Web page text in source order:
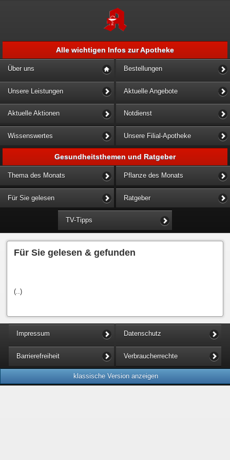
Alle wichtigen Infos zur Apotheke
Über uns Bestellungen
Unsere Leistungen Aktuelle Angebote
Aktuelle Aktionen Notdienst
Wissenswertes Unsere Filial-Apotheke
Gesundheitsthemen und Ratgeber
Thema des Monats Pflanze des Monats
Für Sie gelesen Ratgeber
TV-Tipps
Für Sie gelesen & gefunden
(..)
Impressum Datenschutz
Barrierefreiheit Verbraucherrechte
klassische Version anzeigen